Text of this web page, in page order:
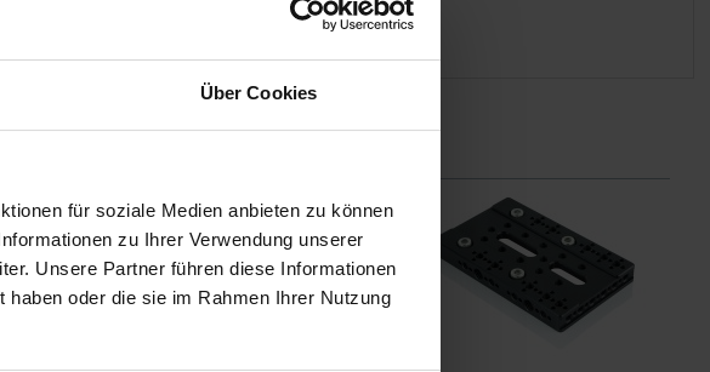
Über Cookies
für soziale Medien anbieten zu können
zu Ihrer Verwendung unserer
Unsere Partner führen diese Informationen
oder die sie im Rahmen Ihrer Nutzung